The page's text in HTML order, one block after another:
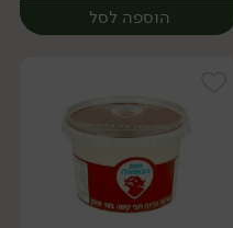
הוספה לסל